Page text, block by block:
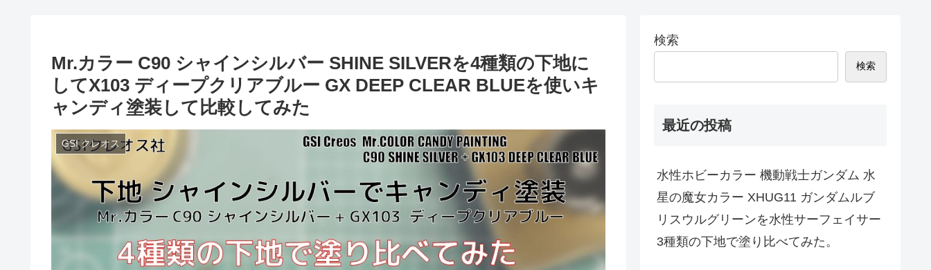
Mr.カラー C90 シャインシルバー SHINE SILVERを4種類の下地に
してX103 ディープクリアブルー GX DEEP CLEAR BLUEを使いキ
ャンディ塗装して比較してみた
GSI クレオス
検索
検索
最近の投稿
水性ホビーカラー 機動戦士ガンダム 水
星の魔女カラー XHUG11 ガンダムルブ
リスウルグリーンを水性サーフェイサー
3種類の下地で塗り比べてみた。